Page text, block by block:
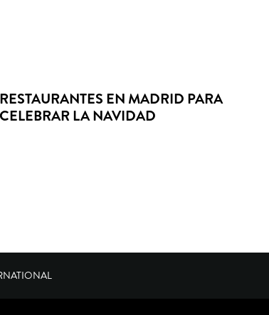
RESTAURANTES EN MADRID PARA
CELEBRAR LA NAVIDAD